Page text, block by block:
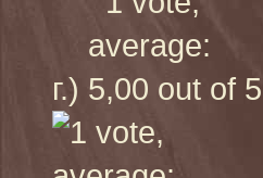
г.)